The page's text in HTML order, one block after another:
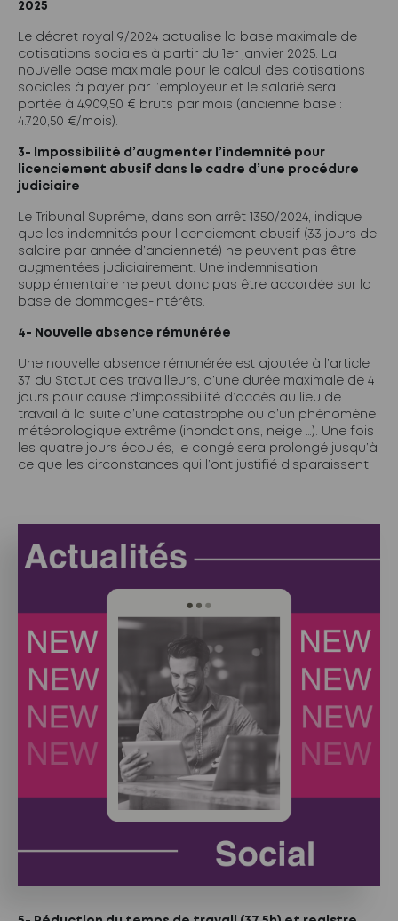
2025
Le décret royal 9/2024 actualise la base maximale de
cotisations sociales à partir du 1er janvier 2025. La
nouvelle base maximale pour le calcul des cotisations
sociales à payer par l’employeur et le salarié sera
portée à 4.909,50 € bruts par mois (ancienne base :
4.720,50 €/mois).
3- Impossibilité d’augmenter l’indemnité pour
licenciement abusif dans le cadre d’une procédure
judiciaire
Le Tribunal Suprême, dans son arrêt 1350/2024, indique
que les indemnités pour licenciement abusif (33 jours de
salaire par année d’ancienneté) ne peuvent pas être
augmentées judiciairement. Une indemnisation
supplémentaire ne peut donc pas être accordée sur la
base de dommages-intérêts.
4- Nouvelle absence rémunérée
Une nouvelle absence rémunérée est ajoutée à l’article
37 du Statut des travailleurs, d’une durée maximale de 4
jours pour cause d’impossibilité d’accès au lieu de
travail à la suite d’une catastrophe ou d’un phénomène
météorologique extrême (inondations, neige …). Une fois
les quatre jours écoulés, le congé sera prolongé jusqu’à
ce que les circonstances qui l’ont justifié disparaissent.